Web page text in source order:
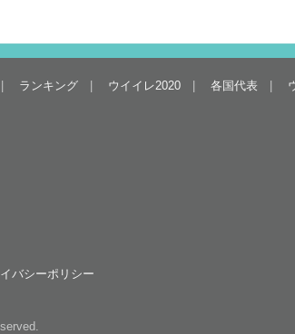
ランキング ウイイレ2020 各国代表
バシーポリシー